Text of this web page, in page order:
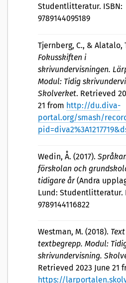
Studentlitteratur. ISBN:
9789144095189
Tjernberg, C., & Alatalo,
Fokusskiften i
skrivundervisningen.
Modul: Tidig
Skolverket. Retrieved
21 from http://du.diva-
portal.org/smash/
Wedin, Å. (2017).
förskolan och
tidigare år(Andra
Lund: Studentlitteratur.
9789144116822
Westman, M. (2018).
textbegrepp. Modul:
skrivundervisning.
Retrieved 2023 June 21
https://